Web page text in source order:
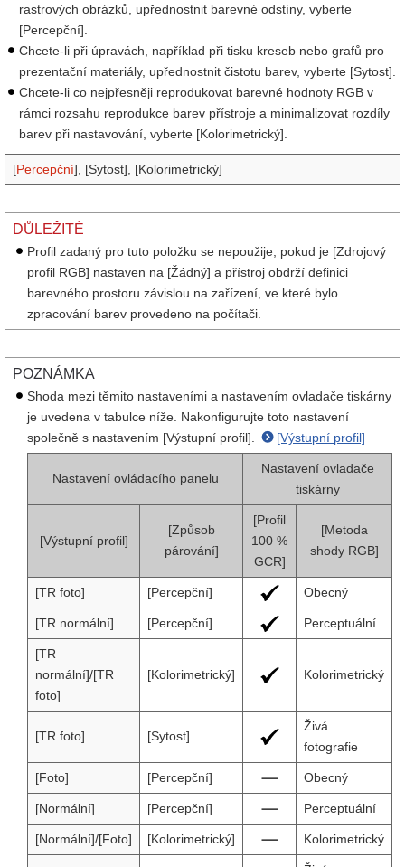
rastrových obrázků, upřednostnit barevné odstíny, vyberte
[Percepční].
Chcete-li při úpravách, například při tisku kreseb nebo grafů pro
prezentační materiály, upřednostnit čistotu barev, vyberte [Sytost].
Chcete-li co nejpřesněji reprodukovat barevné hodnoty RGB v
rámci rozsahu reprodukce barev přístroje a minimalizovat rozdíly
barev při nastavování, vyberte [Kolorimetrický].
[Percepční], [Sytost], [Kolorimetrický]
DŮLEŽITÉ
Profil zadaný pro tuto položku se nepoužije, pokud je [Zdrojový
profil RGB] nastaven na [Žádný] a přístroj obdrží definici
barevného prostoru závislou na zařízení, ve které bylo
zpracování barev provedeno na počítači.
POZNÁMKA
Shoda mezi těmito nastaveními a nastavením ovladače tiskárny
je uvedena v tabulce níže. Nakonfigurujte toto nastavení
společně s nastavením [Výstupní profil].
[Výstupní profil]
Nastavení ovládacího panelu
Nastavení ovladače
tiskárny
[Výstupní profil]
[Způsob
párování]
[Profil
100 %
GCR]
[Metoda
shody RGB]
[TR foto] [Percepční] Obecný
[TR normální] [Percepční] Perceptuální
[TR
normální]/[TR
foto]
[Kolorimetrický] Kolorimetrický
[TR foto] [Sytost]
Živá
fotografie
[Foto] [Percepční] Obecný
[Normální] [Percepční] Perceptuální
[Normální]/[Foto] [Kolorimetrický] Kolorimetrický